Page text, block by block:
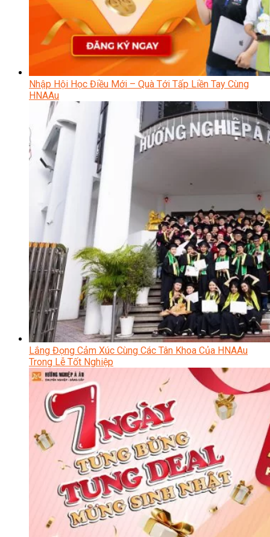
Nhập Hội Học Điều Mới – Quà Tới Tấp Liền Tay Cùng
HNAAu
Lắng Đọng Cảm Xúc Cùng Các Tân Khoa Của HNAAu
Trong Lễ Tốt Nghiệp